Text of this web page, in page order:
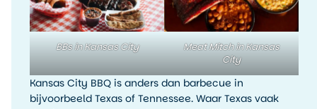
BBs in Kansas City
Meat Mitch in Kansas
City
Kansas City BBQ is anders dan barbecue in
bijvoorbeeld Texas of Tennessee. Waar Texas vaak